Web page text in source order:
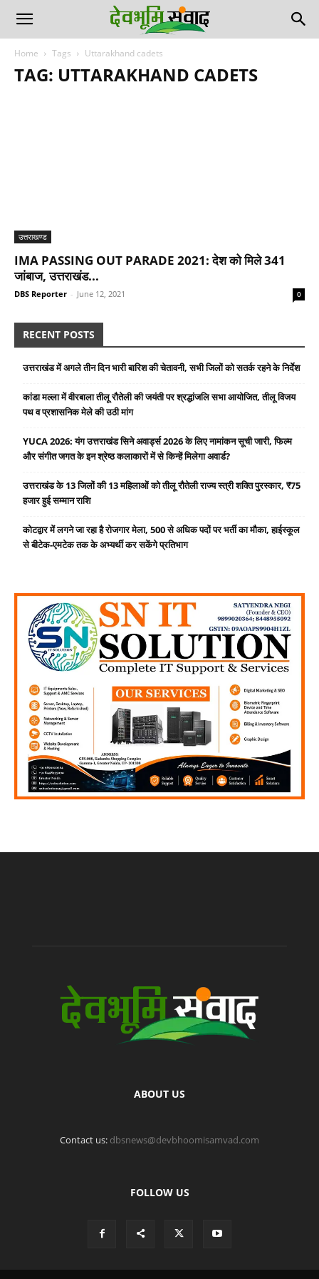
Home Tags Uttarakhand cadets
TAG: UTTARAKHAND CADETS
उत्तराखण्ड
IMA PASSING OUT PARADE 2021: देश को मिले 341
जांबाज, उत्तराखंड...
DBS Reporter - June 12, 2021 0
RECENT POSTS
उत्तराखंड में अगले तीन दिन भारी बारिश की चेतावनी, सभी जिलों को सतर्क रहने के निर्देश
कांडा मल्ला में वीरबाला तीलू रौतेली की जयंती पर श्रद्धांजलि सभा आयोजित, तीलू विजय
पथ व प्रशासनिक मेले की उठी मांग
YUCA 2026: यंग उत्तराखंड सिने अवार्ड्स 2026 के लिए नामांकन सूची जारी, फिल्म
और संगीत जगत के इन श्रेष्ठ कलाकारों में से किन्हें मिलेगा अवार्ड?
उत्तराखंड के 13 जिलों की 13 महिलाओं को तीलू रौतेली राज्य स्त्री शक्ति पुरस्कार, ₹75
हजार हुई सम्मान राशि
कोटद्वार में लगने जा रहा है रोजगार मेला, 500 से अधिक पदों पर भर्ती का मौका, हाईस्कूल
से बीटेक-एमटेक तक के अभ्यर्थी कर सकेंगे प्रतिभाग
ABOUT US
Contact us: dbsnews@devbhoomisamvad.com
FOLLOW US